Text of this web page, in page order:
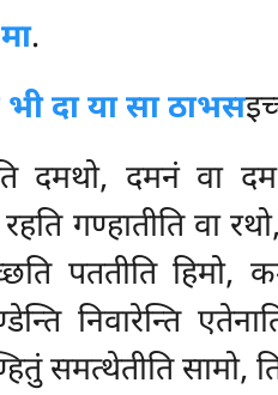
.
दा या सा ठाभस
दमथो, दमनं वा
गण्हातीति वा
पततीति हिमो,
निवारेन्ति
समत्थेतीति सामो,